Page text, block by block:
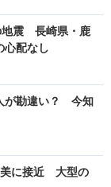
地震 長崎県・鹿
配なし
が勘違い？ 今知
美に接近 大型の